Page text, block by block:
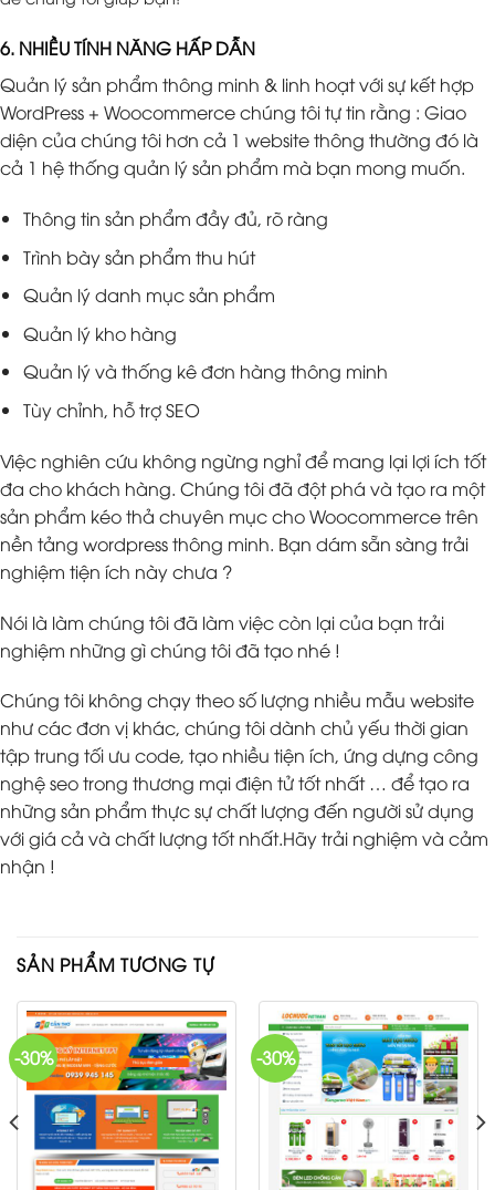
6. NHIỀU TÍNH NĂNG HẤP DẪN
Quản lý sản phẩm thông minh & linh hoạt với sự kết hợp
WordPress + Woocommerce chúng tôi tự tin rằng : Giao
diện của chúng tôi hơn cả 1 website thông thường đó là
cả 1 hệ thống quản lý sản phẩm mà bạn mong muốn.
Thông tin sản phẩm đầy đủ, rõ ràng
Trình bày sản phẩm thu hút
Quản lý danh mục sản phẩm
Quản lý kho hàng
Quản lý và thống kê đơn hàng thông minh
Tùy chỉnh, hỗ trợ SEO
Việc nghiên cứu không ngừng nghỉ để mang lại lợi ích tốt
đa cho khách hàng. Chúng tôi đã đột phá và tạo ra một
sản phẩm kéo thả chuyên mục cho Woocommerce trên
nền tảng wordpress thông minh. Bạn dám sẵn sàng trải
nghiệm tiện ích này chưa ?
Nói là làm chúng tôi đã làm việc còn lại của bạn trải
nghiệm những gì chúng tôi đã tạo nhé !
Chúng tôi không chạy theo số lượng nhiều mẫu website
như các đơn vị khác, chúng tôi dành chủ yếu thời gian
tập trung tối ưu code, tạo nhiều tiện ích, ứng dựng công
nghệ seo trong thương mại điện tử tốt nhất … để tạo ra
những sản phẩm thực sự chất lượng đến người sử dụng
với giá cả và chất lượng tốt nhất.Hãy trải nghiệm và cảm
nhận !
SẢN PHẨM TƯƠNG TỰ
-30% -30%